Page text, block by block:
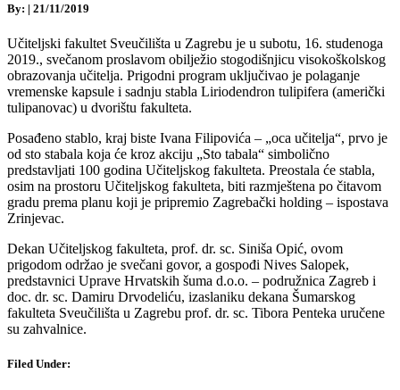
By: | 21/11/2019
Učiteljski fakultet Sveučilišta u Zagrebu je u subotu, 16. studenoga
2019., svečanom proslavom obilježio stogodišnjicu visokoškolskog
obrazovanja učitelja. Prigodni program uključivao je polaganje
vremenske kapsule i sadnju stabla Liriodendron tulipifera (američki
tulipanovac) u dvorištu fakulteta.
Posađeno stablo, kraj biste Ivana Filipovića – „oca učitelja“, prvo je
od sto stabala koja će kroz akciju „Sto tabala“ simbolično
predstavljati 100 godina Učiteljskog fakulteta. Preostala će stabla,
osim na prostoru Učiteljskog fakulteta, biti razmještena po čitavom
gradu prema planu koji je pripremio Zagrebački holding – ispostava
Zrinjevac.
Dekan Učiteljskog fakulteta, prof. dr. sc. Siniša Opić, ovom
prigodom održao je svečani govor, a gospođi Nives Salopek,
predstavnici Uprave Hrvatskih šuma d.o.o. – podružnica Zagreb i
doc. dr. sc. Damiru Drvodeliću, izaslaniku dekana Šumarskog
fakulteta Sveučilišta u Zagrebu prof. dr. sc. Tibora Penteka uručene
su zahvalnice.
Filed Under: